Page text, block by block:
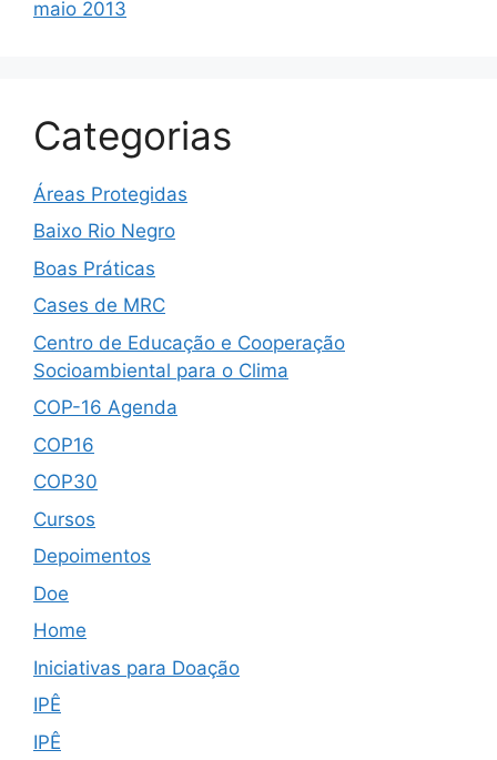
maio 2013
Categorias
Áreas Protegidas
Baixo Rio Negro
Boas Práticas
Cases de MRC
Centro de Educação e Cooperação
Socioambiental para o Clima
COP-16 Agenda
COP16
COP30
Cursos
Depoimentos
Doe
Home
Iniciativas para Doação
IPÊ
IPÊ